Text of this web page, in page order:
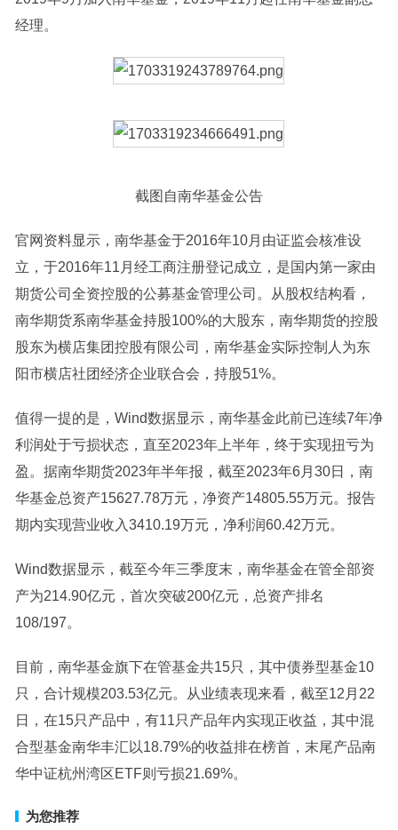
经理。
截图自南华基金公告
官网资料显示，南华基金于2016年10月由证监会核准设
立，于2016年11月经工商注册登记成立，是国内第一家由
期货公司全资控股的公募基金管理公司。从股权结构看，
南华期货系南华基金持股100%的大 股东，南华期货的控股
股东为横店集团控股有限公司，南华基金实际控制人为东
阳市横店社团经济企业联合会，持股51%。
值得一提的是，Wind数据显示，南华基金此前已连续7年净
利润处于亏损状态，直至2023年上半年，终于实现扭亏为
盈。据南华期货2023年半年报，截至2023年6月30日，南
华基金总资产15627.78万元，净资产14805.55万元。报告
期内实现营业收入3410.19万元，净利润60.42万元。
Wind数据显示，截至今年三季度末，南华基金在管全部资
产为214.90亿元，首次突破200亿元，总资产排名
108/197。
目前，南华基金旗下在管基金共15只，其中债券型基金10
只，合计规模203.53亿元。从业绩表现来看，截至12月22
日，在15只产品中，有11只产品年内实现正收益，其中混
合型基金南华丰汇以18.79%的收益排在榜首，末尾产品南
华中证杭州湾区ETF则亏损21.69%。
为您推荐